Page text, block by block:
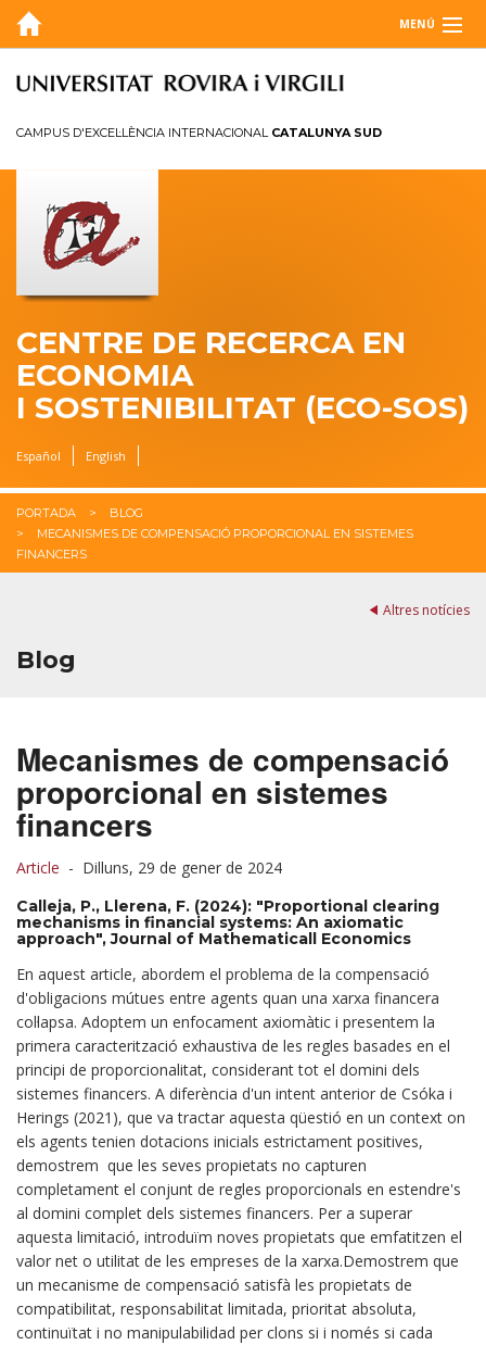
MENÚ
QUI SOM
AGENDA
RECERCA
MEMÒRIA
CAMPUS D'EXCEL·LÈNCIA INTERNACIONAL CATALUNYA SUD
CENTRE DE RECERCA EN
ECONOMIA
I SOSTENIBILITAT (ECO-SOS)
Español English
PORTADA
BLOG
MECANISMES DE COMPENSACIÓ PROPORCIONAL EN SISTEMES
FINANCERS
Altres notícies
Blog
Mecanismes de compensació
proporcional en sistemes
financers
Article - Dilluns, 29 de gener de 2024
Calleja, P., Llerena, F. (2024): "Proportional clearing
mechanisms in financial systems: An axiomatic
approach", Journal of Mathematicall Economics
En aquest article, abordem el problema de la compensació
d'obligacions mútues entre agents quan una xarxa financera
col·lapsa. Adoptem un enfocament axiomàtic i presentem la
primera caracterització exhaustiva de les regles basades en el
principi de proporcionalitat, considerant tot el domini dels
sistemes financers. A diferència d'un intent anterior de Csóka i
Herings (2021), que va tractar aquesta qüestió en un context on
els agents tenien dotacions inicials estrictament positives,
demostrem que les seves propietats no capturen
completament el conjunt de regles proporcionals en estendre's
al domini complet dels sistemes financers. Per a superar
aquesta limitació, introduïm noves propietats que emfatitzen el
valor net o utilitat de les empreses de la xarxa.Demostrem que
un mecanisme de compensació satisfà les propietats de
compatibilitat, responsabilitat limitada, prioritat absoluta,
continuïtat i no manipulabilidad per clons si i només si cada